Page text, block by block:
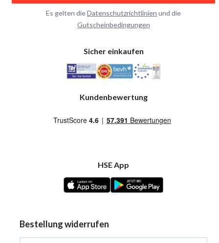
Es gelten dieDatenschutzrichtlinien und die
Gutscheinbedingungen
Sicher einkaufen
Kundenbewertung
HSE App
Bestellung widerrufen